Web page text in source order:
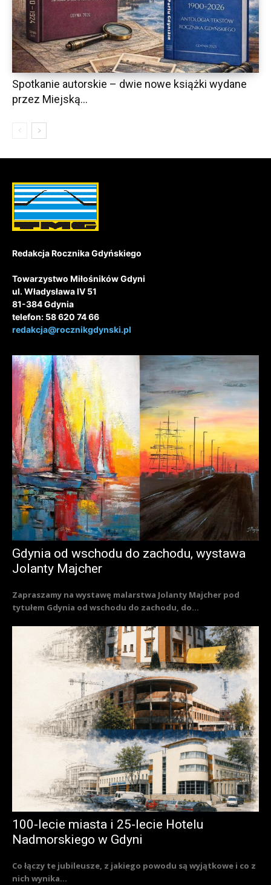
Spotkanie autorskie – dwie nowe książki wydane
przez Miejską...
Redakcja Rocznika Gdyńskiego
Towarzystwo Miłośników Gdyni
ul. Władysława IV 51
81-384 Gdynia
telefon: 58 620 74 66
redakcja@rocznikgdynski.pl
Gdynia od wschodu do zachodu, wystawa
Jolanty Majcher
Zapraszamy na wystawę malarstwa Jolanty Majcher pod
tytułem Gdynia od wschodu do zachodu, do...
100-lecie miasta i 25-lecie Hotelu
Nadmorskiego w Gdyni
Co łączy te jubileusze, z jakiego powodu są wyjątkowe i co z
nich wynika...